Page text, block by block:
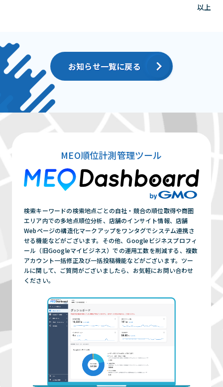
以上
お知らせ一覧に戻る
MEO順位計測管理ツール
検索キーワードの検索地点ごとの自社・競合の順位取得や商圏
エリア内での多地点順位分析、店舗のインサイト情報、店舗
Webページの構造化マークアップをワンタグでシステム連携さ
せる機能などがございます。その他、Googleビジネスプロフィ
ール（旧Googleマイビジネス）での運用工数を削減する、複数
アカウント一括修正及び一括投稿機能などがございます。ツー
ルに関して、ご質問がございましたら、お気軽にお問い合わせ
ください。